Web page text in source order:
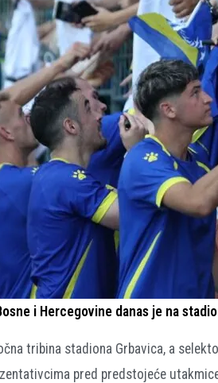
i Hercegovine danas je na
tribina stadiona Grbavica, a
pred predstojeće